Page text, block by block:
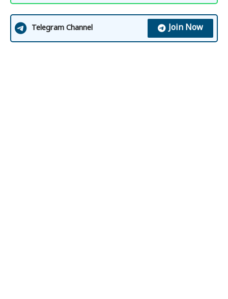
Telegram Channel Join Now